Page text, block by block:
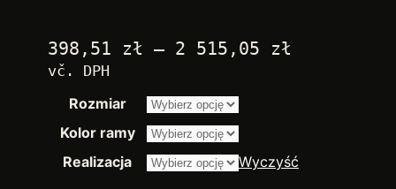
398,51 zł – 2 515,05 zł
14.200,00
vč. DPH
Rozmiar
Kolor ramy
Realizacja
Wyczyść